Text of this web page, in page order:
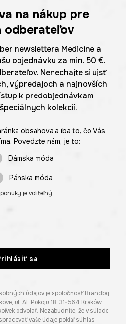
na nákup pre
odberateľov
newslettera Medicine a
objednávku za min. 50 €.
Nenechajte si ujsť
výpredajoch a najnovších
k predobjednávkam
kolekcií.
obsahovala iba to, čo Vás
Povedzte nám, je to:
Dámska móda
Pánska móda
je voliteľný
sa
údajov je spoločnosť Brandbq
ul. Al. Pokoju 18, 31-564 Kraków.
odvolať. Nezabudnite, že v súlade
vaše údaje pokiaľ súhlas